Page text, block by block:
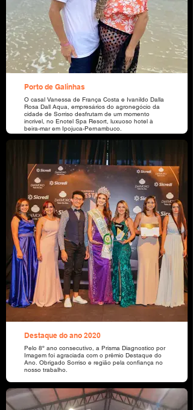
Porto de Galinhas
O casal Vanessa de França Costa e Ivanildo Dalla
Rosa Dall Aqua, empresários do agronegócio da
cidade de Sorriso desfrutam de um momento
incrível, no Enotel Spa Resort, luxuoso hotel à
beira-mar em Ipojuca-Pernambuco.
Destaque do ano 2020
Pelo 8º ano consecutivo, a Prisma Diagnostico por
Imagem foi agraciada com o prêmio Destaque do
Ano. Obrigado Sorriso e região pela confiança no
nosso trabalho.